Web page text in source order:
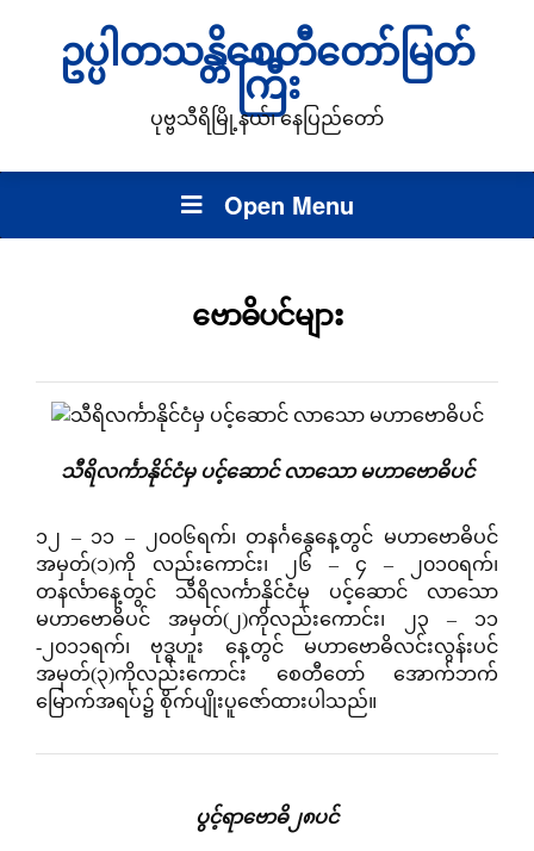
ဥပ္ပါတသန္တိစေတီတော်မြတ်
ကြီး
ပုဗ္ဗသီရိမြို့နယ်၊ နေပြည်တော်
Open Menu
ဗောဓိပင်များ
သီရိလင်္ကာနိုင်ငံမှ ပင့်ဆောင် လာသော မဟာဗောဓိပင်
၁၂ – ၁၁ – ၂၀၀၆ရက်၊ တနင်္ဂနွေနေ့တွင် မဟာဗောဓိပင်
အမှတ်(၁)ကို လည်းကောင်း၊ ၂၆ – ၄ – ၂၀၁၀ရက်၊
တနင်္လာနေ့တွင် သီရိလင်္ကာနိုင်ငံမှ ပင့်ဆောင် လာသော
မဟာဗောဓိပင် အမှတ်(၂)ကိုလည်းကောင်း၊ ၂၃ – ၁၁
-၂၀၁၁ရက်၊ ဗုဒ္ဓဟူး နေ့တွင် မဟာဗောဓိလင်းလွန်းပင်
အမှတ်(၃)ကိုလည်းကောင်း စေတီတော် အောက်ဘက်
မြောက်အရပ်၌ စိုက်ပျိုးပူဇော်ထားပါသည်။
ပွင့်ရာဗောဓိ၂၈ပင်